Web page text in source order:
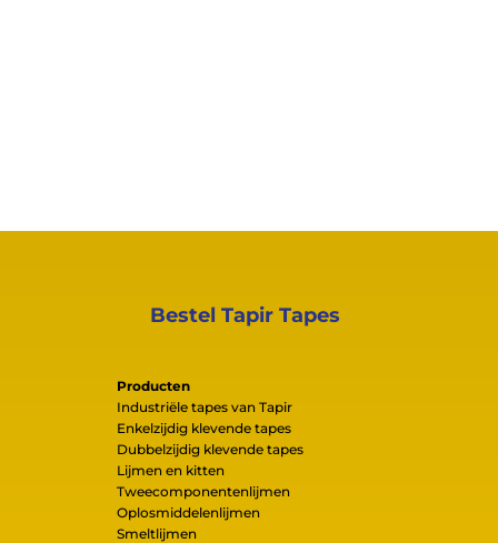
Bestel Tapir Tapes
Producten
Industriële tapes van Tapir
Enkelzijdig klevende tapes
Dubbelzijdig klevende tapes
Lijmen en kitten
Tweecomponentenlijmen
Oplosmiddelenlijmen
Smeltlijmen